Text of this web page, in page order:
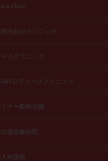
Clinic
不妊のクリニック
スクリニック
レディースクリニック
ナー動画公開
張佐藤病院
科医院